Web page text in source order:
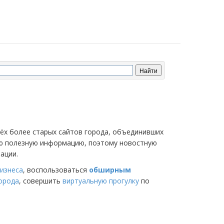
более старых сайтов города, объединивших
полезную информацию, поэтому новостную
, воспользоваться обширным
, совершить виртуальную прогулку по